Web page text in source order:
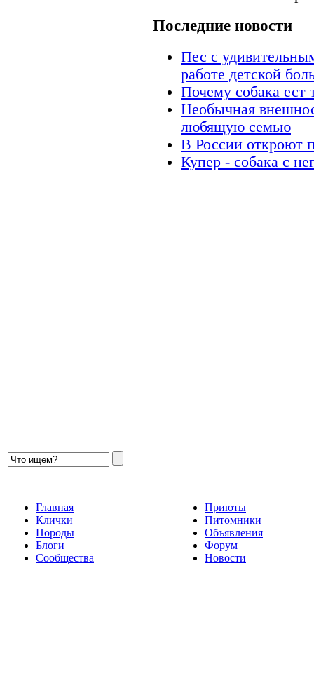
Последние новости
Пес с
работе детской
Почему собака ест
Необычная
любящую семью
В России откроют
Купер - собака с
Главная
Клички
Породы
Блоги
Сообщества
Приюты
Питомники
Объявления
Форум
Новости